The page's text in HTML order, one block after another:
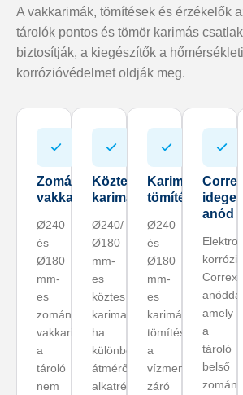
A vakkarimák, tömítések és érzékelők
tárolók pontos és tömör karimás
biztosítják, a kiegészítők a
korrózióvédelmet oldják meg.
Zománcozott
vakkarimák
Ø240
és
Ø180
mm-
es
zománcozott
vakkarimák
a
tároló
nem
Köztes
karimakészlet
Ø240/
Ø180
mm-
es
köztes
karimakészlet,
ha
különböző
átmérőjű
alkatrészeket
Karimás
tömítések
Ø240
és
Ø180
mm-
es
karimás
tömítések
a
vízmentesen
záró
Correx
anód
Correx
anóddal,
amely
a
tároló
belső